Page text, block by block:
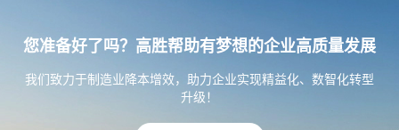
您准备好了吗？高胜帮助有梦想的企业高质量发展
我们致力于制造业降本增效，助力企业实现精益化、数智化转型
升级！